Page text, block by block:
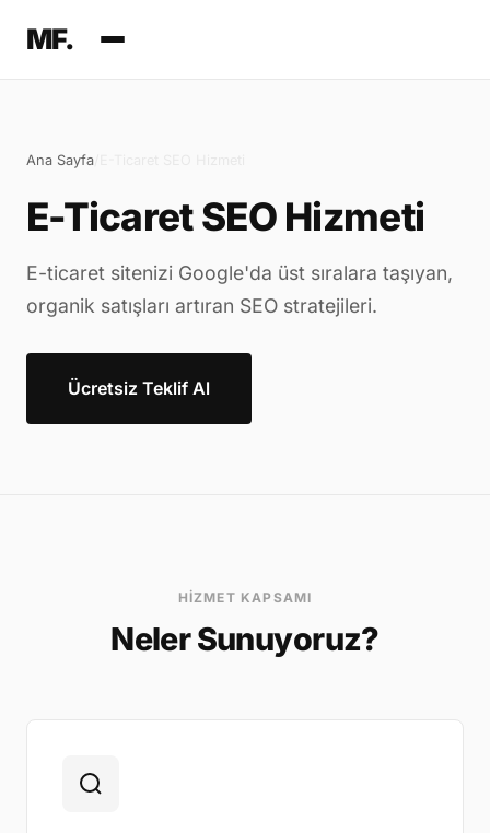
MF.
Ana Sayfa
E-Ticaret SEO Hizmeti
E-ticaret sitenizi Google'da üst sıralara taşıyan,
organik satışları artıran SEO stratejileri.
Ücretsiz Teklif Al
HIZMET KAPSAMI
Neler Sunuyoruz?